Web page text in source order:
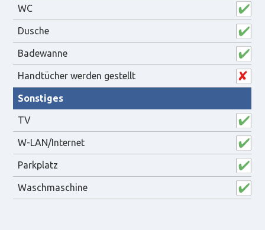
WC
Dusche
Badewanne
Handtücher werden gestellt
Sonstiges
TV
W-LAN/Internet
Parkplatz
Waschmaschine